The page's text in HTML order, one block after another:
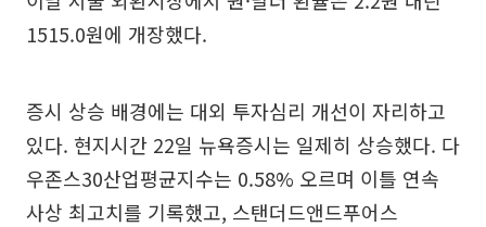
1515.0원에 개장했다.
증시 상승 배경에는 대외 투자심리 개선이 자리하고
있다. 현지시간 22일 뉴욕증시는 일제히 상승했다. 다
우존스30산업평균지수는 0.58% 오르며 이틀 연속
사상 최고치를 기록했고, 스탠더드앤드푸어스